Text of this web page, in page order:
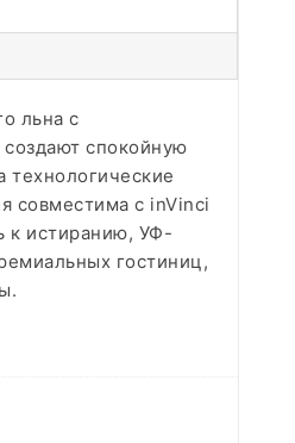
льна с
спокойную
совместима с inVinci
к истиранию, УФ-
гостиниц,